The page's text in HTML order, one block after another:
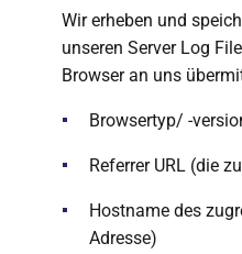
Wir erheben und
unseren Server Log
Browser an uns
Browsertyp/ -
Referrer URL (die
Hostname des
Adresse)